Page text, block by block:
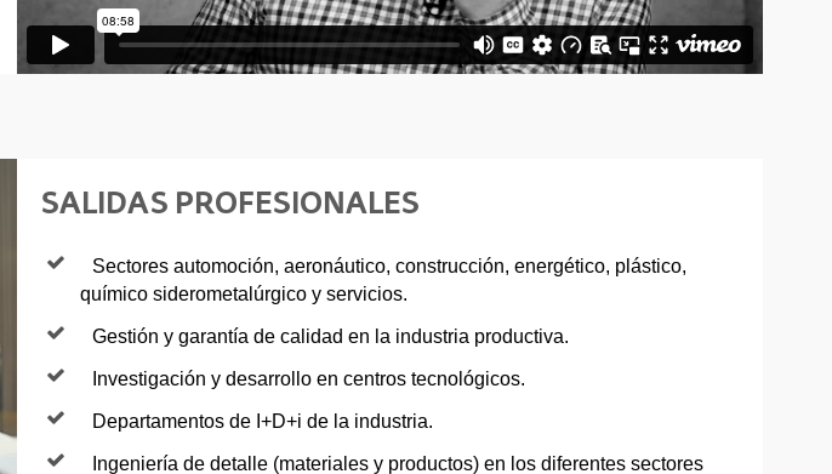
SALIDAS PROFESIONALES
Sectores automoción, aeronáutico, construcción, energético, plástico,
químico siderometalúrgico y servicios.
Gestión y garantía de calidad en la industria productiva.
Investigación y desarrollo en centros tecnológicos.
Departamentos de I+D+i de la industria.
Ingeniería de detalle (materiales y productos) en los diferentes sectores